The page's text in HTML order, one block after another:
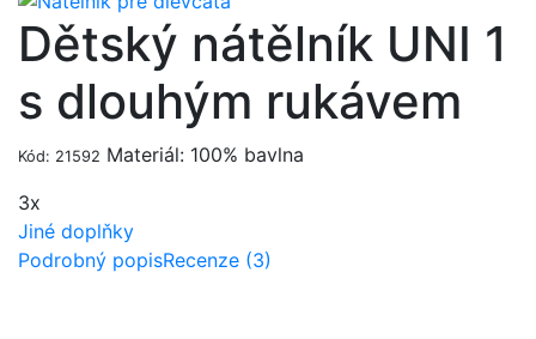
Dětský nátělník UNI 1
s dlouhým rukávem
Kód: 21592 Materiál: 100% bavlna
3x
Jiné doplňky
Podrobný popisRecenze (3)